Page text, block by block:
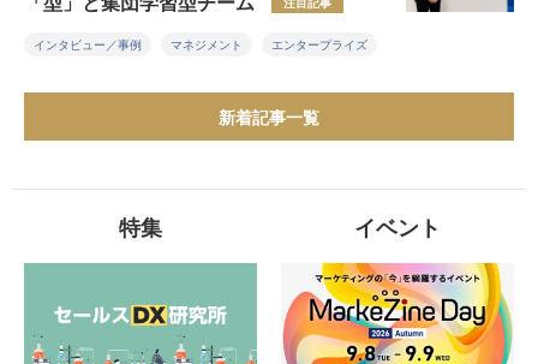
インタビュー／事例 マネジメント エンタープライズ
新着記事一覧
特集 イベント